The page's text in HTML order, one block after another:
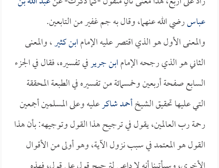
عباسرضي الله عنهما، وقال به جم غفير من التابعين.
والمعنى الأول هو الذي اقتصر عليه الإمامابن كثير، والمعنى
الثاني هو الذي رجحه الإمامابن جريرفي تفسيره، فقال في الجزء
السابع صفحة أربعين وخمسمائة من تفسيره في الطبعة المحققة
التي عليها تحقيق الشيخأحمد شاكرعليه وعلى المسلمين أجمعين
رحمة رب العالمين، يقول في ترجيح هذا القول وتوجيهه: بأن هذا
القول هو المعتمد في سبب نزول الآية، وهو أولى من الأقوال